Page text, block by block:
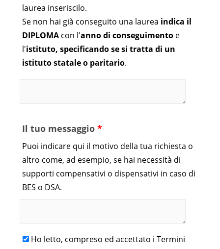
laurea inseriscilo.
Se non hai già conseguito una laurea indica il
DIPLOMA con l'anno di conseguimento e
l'istituto, specificando se si tratta di un
istituto statale o paritario.
Il tuo messaggio *
Puoi indicare qui il motivo della tua richiesta o
altro come, ad esempio, se hai necessità di
supporti compensativi o dispensativi in caso di
BES o DSA.
Ho letto, compreso ed accettato i Termini